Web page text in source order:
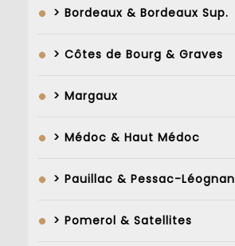
> Bordeaux & Bordeaux Sup.
> Côtes de Bourg & Graves
> Margaux
> Médoc & Haut Médoc
> Pauillac & Pessac-Léognan
> Pomerol & Satellites